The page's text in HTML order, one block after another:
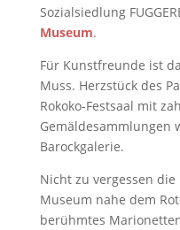
Sozialsiedlung
Museum.
Für Kunstfreunde ist
Muss. Herzstück des
Rokoko-Festsaal mit
Gemäldesammlungen
Barockgalerie.
Nicht zu vergessen die
Museum nahe dem
berühmtes